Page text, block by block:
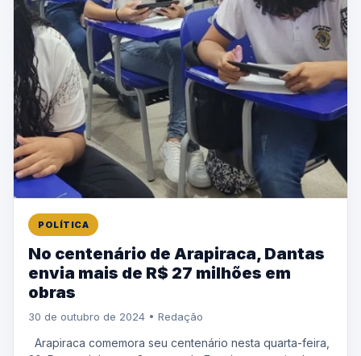
POLÍTICA
No centenário de Arapiraca, Dantas
envia mais de R$ 27 milhões em
obras
30 de outubro de 2024 • Redação
Arapiraca comemora seu centenário nesta quarta-feira,